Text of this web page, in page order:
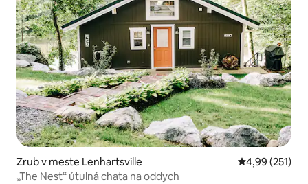
Zrub v meste Lenhartsville Priemerné
4,99 (251)
„The Nest“ útulná chata na oddych